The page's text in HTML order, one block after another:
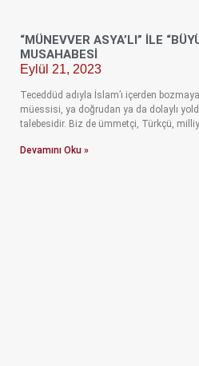
“MÜNEVVER ASYA’LI” İLE
MUSAHABESİ
Eylül 21, 2023
Teceddüd adıyla İslam’ı içerden
müessisi, ya doğrudan ya da dolaylı
talebesidir. Biz de ümmetçi, Türkçü,
Devamını Oku »